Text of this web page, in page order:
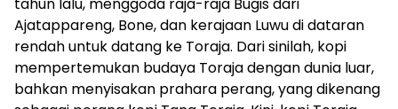
tahun lalu, menggoda raja-raja Bugis dari
Ajatappareng, Bone, dan kerajaan Luwu di dataran
rendah untuk datang ke Toraja. Dari sinilah, kopi
mempertemukan budaya Toraja dengan dunia luar,
bahkan menyisakan prahara perang, yang dikenang